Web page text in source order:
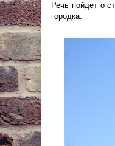
Речь пойдет о
городка.